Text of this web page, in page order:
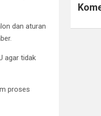
dan aturan
agar tidak
proses